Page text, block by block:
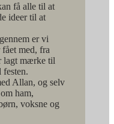
få alle til at
ideer til at
er vi
med, fra
lagt mærke til
festen.
Allan, og selv
ham,
voksne og